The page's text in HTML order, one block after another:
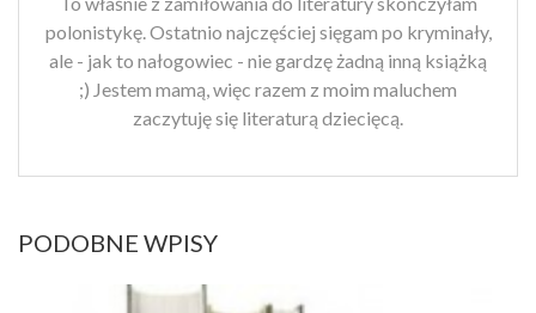
polonistykę. Ostatnio najczęściej sięgam po kryminały,
ale - jak to nałogowiec - nie gardzę żadną inną książką
;) Jestem mamą, więc razem z moim maluchem
zaczytuję się literaturą dziecięcą.
PODOBNE WPISY